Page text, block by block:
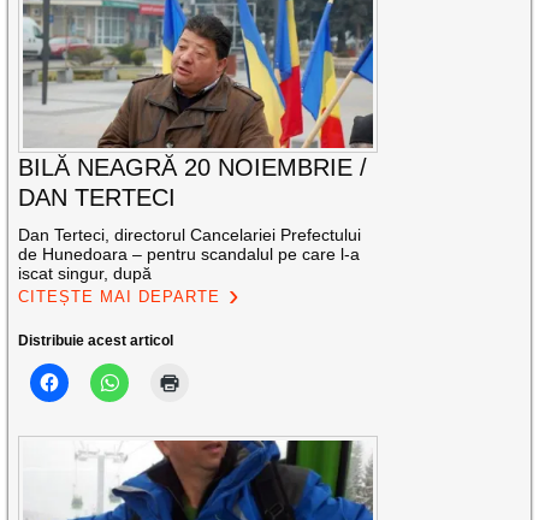
BILĂ NEAGRĂ 20 NOIEMBRIE /
DAN TERTECI
Dan Terteci, directorul Cancelariei Prefectului
de Hunedoara – pentru scandalul pe care l-a
iscat singur, după
CITEȘTE MAI DEPARTE
Distribuie acest articol